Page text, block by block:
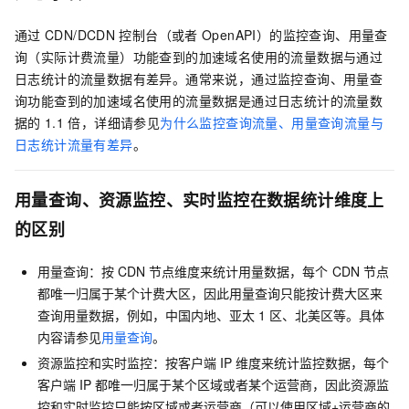
通过 CDN/DCDN 控制台（或者 OpenAPI）的监控查询、用量查
询（实际计费流量）功能查到的加速域名使用的流量数据与通过
日志统计的流量数据有差异。通常来说，通过监控查询、用量查
询功能查到的加速域名使用的流量数据是通过日志统计的流量数
据的 1.1 倍，详细请参见为什么监控查询流量、用量查询流量与
日志统计流量有差异。
用量查询、资源监控、实时监控在数据统计维度上
的区别
用量查询：按 CDN 节点维度来统计用量数据，每个 CDN 节点
都唯一归属于某个计费大区，因此用量查询只能按计费大区来
查询用量数据，例如，中国内地、亚太 1 区、北美区等。具体
内容请参见用量查询。
资源监控和实时监控：按客户端 IP 维度来统计监控数据，每个
客户端 IP 都唯一归属于某个区域或者某个运营商，因此资源监